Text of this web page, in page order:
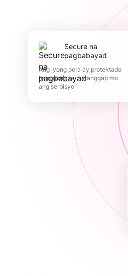
Secure na
pagbabayad
Ang iyong pera ay protektado
hanggang sa matanggap mo
ang serbisyo